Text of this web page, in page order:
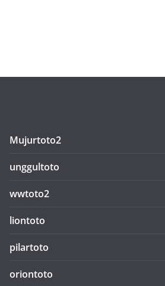
Mujurtoto2
unggultoto
wwtoto2
liontoto
pilartoto
oriontoto